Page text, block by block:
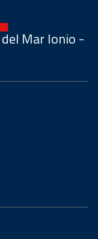
Mar Ionio -